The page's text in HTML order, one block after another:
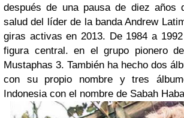
después de una pausa de diez años
salud del líder de la banda Andrew
giras activas en 2013. De 1984 a
figura central. en el grupo pionero
Mustaphas 3. También ha hecho dos
con su propio nombre y tres
Indonesia con el nombre de Sabah